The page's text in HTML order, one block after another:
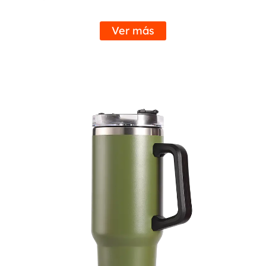
calles de la ciudad, puede confiar en que esta petaca
aguantará cualquier aventura que se le presente. La
No hay nada peor que alcanzar la petaca y descubrir
que se ha derramado por todo el bolso o el coche. Con
nuestro termo, las fugas y derrames son cosa del
pasado. El innovador diseño a prueba de fugas
cuenta con una tapa segura que sella
herméticamente para evitar derrames accidentales,
Ver más